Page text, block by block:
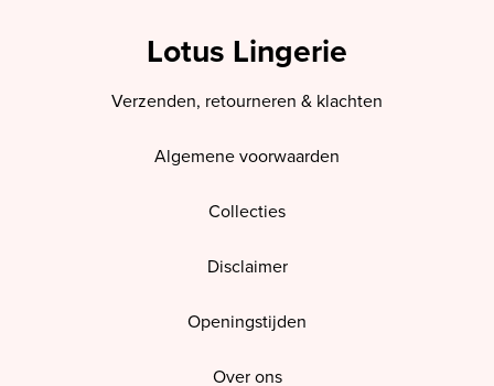
Lotus Lingerie
Verzenden, retourneren & klachten
Algemene voorwaarden
Collecties
Disclaimer
Openingstijden
Over ons